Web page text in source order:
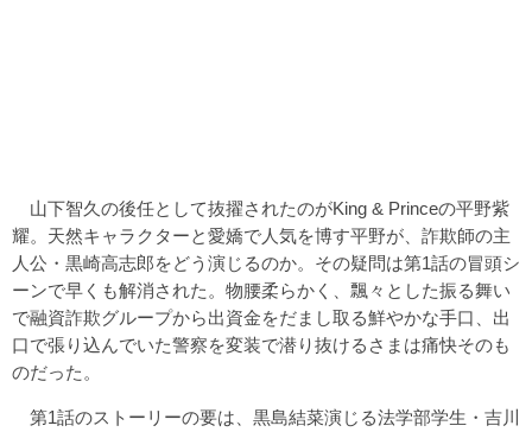
山下智久の後任として抜擢されたのがKing & Princeの平野紫
耀。天然キャラクターと愛嬌で人気を博す平野が、詐欺師の主
人公・黒崎高志郎をどう演じるのか。その疑問は第1話の冒頭シ
ーンで早くも解消された。物腰柔らかく、飄々とした振る舞い
で融資詐欺グループから出資金をだまし取る鮮やかな手口、出
口で張り込んでいた警察を変装で潜り抜けるさまは痛快そのも
のだった。
第1話のストーリーの要は、黒島結菜演じる法学部学生・吉川